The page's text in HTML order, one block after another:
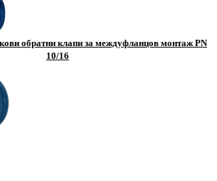
водни помпи
обратни клапи за междуфланцов монтаж PN
10/16